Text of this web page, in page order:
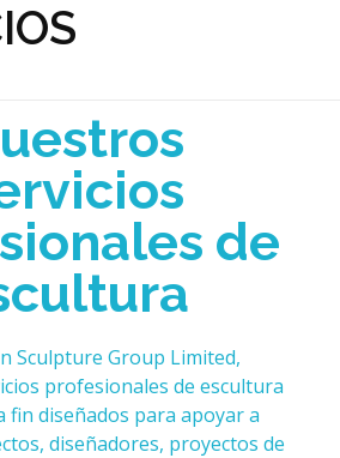
de
Sculpture Group Limited,
profesionales de escultura
fin diseñados para apoyar a
diseñadores, proyectos de